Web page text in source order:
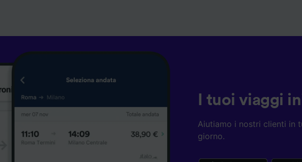
I tuoi viaggi
Aiutiamo i nostri clienti in
giorno.